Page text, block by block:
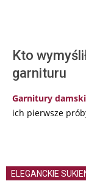
Kto
garnituru
Garnitury
ich pierwsze
ELEGANCKIE